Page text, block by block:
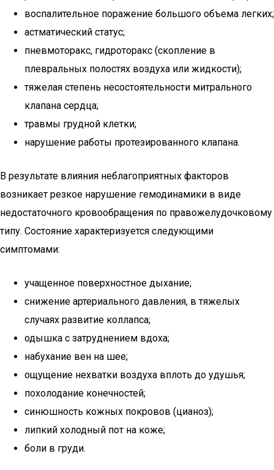
воспалительное поражение большого объема легких;
астматический статус;
пневмоторакс, гидроторакс (скопление в
плевральных полостях воздуха или жидкости);
тяжелая степень несостоятельности митрального
клапана сердца;
травмы грудной клетки;
нарушение работы протезированного клапана.
В результате влияния неблагоприятных факторов
возникает резкое нарушение гемодинамики в виде
недостаточного кровообращения по правожелудочковому
типу. Состояние характеризуется следующими
симптомами:
учащенное поверхностное дыхание;
снижение артериального давления, в тяжелых
случаях развитие коллапса;
одышка с затруднением вдоха;
набухание вен на шее;
ощущение нехватки воздуха вплоть до удушья;
похолодание конечностей;
синюшность кожных покровов (цианоз);
липкий холодный пот на коже;
боли в груди.